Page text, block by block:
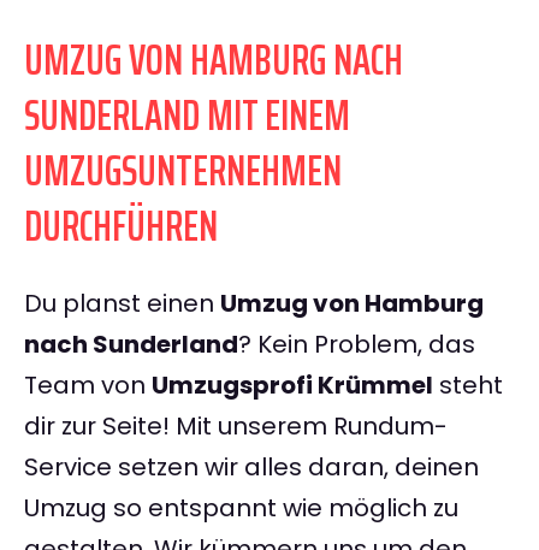
UMZUG VON HAMBURG NACH
SUNDERLAND MIT EINEM
UMZUGSUNTERNEHMEN
DURCHFÜHREN
Du planst einen Umzug von Hamburg
nach Sunderland? Kein Problem, das
Team von Umzugsprofi Krümmel steht
dir zur Seite! Mit unserem Rundum-
Service setzen wir alles daran, deinen
Umzug so entspannt wie möglich zu